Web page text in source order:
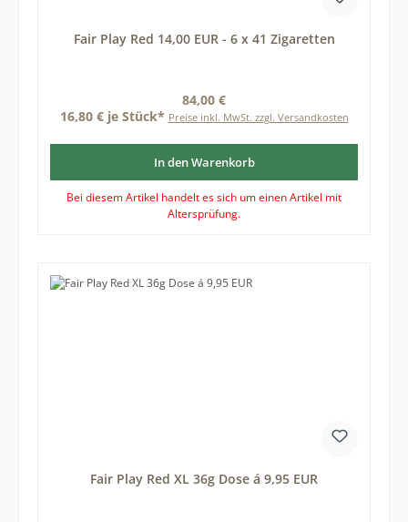
Fair Play Red 14,00 EUR - 6 x 41 Zigaretten
Regulärer Preis:
84,00 €
16,80 € je Stück* Preise inkl. MwSt. zzgl. Versandkosten
In den Warenkorb
Bei diesem Artikel handelt es sich um einen Artikel mit
Altersprüfung.
Fair Play Red XL 36g Dose á 9,95 EUR